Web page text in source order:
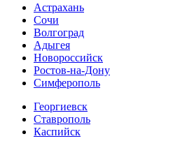
Астрахань
Сочи
Волгоград
Адыгея
Новороссийск
Ростов-на-Дону
Симферополь
Георгиевск
Ставрополь
Каспийск